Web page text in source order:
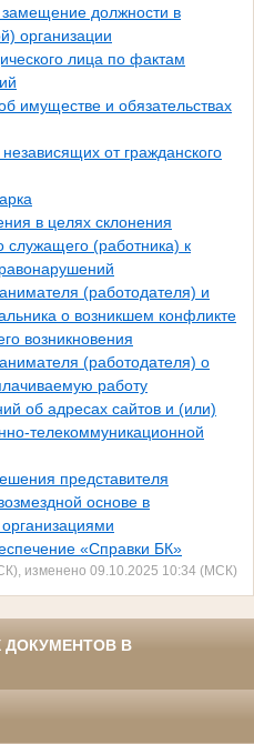
должности в
организации
лица по фактам
имуществе и обязательствах
от гражданского
в целях склонения
служащего (работника) к
(работодателя) и
о возникшем конфликте
возникновения
(работодателя) о
работу
об адресах сайтов и (или)
телекоммуникационной
представителя
основе в
«Справки БК»
изменено 09.10.2025 10:34 (МСК)
ДОКУМЕНТОВ В